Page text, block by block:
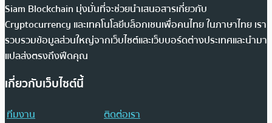
Siam Blockchain มุ่งมั่นที่จะช่วยนำเสนอสารเกี่ยวกับ
Cryptocurrency และเทคโนโลยีบล็อกเชนเพื่อคนไทย ในภาษาไทย เรา
รวบรวมข้อมูลส่วนใหญ่จากเว็บไซต์และเว็บบอร์ดต่างประเทศและนำมา
แปลส่งตรงถึงฟีดคุณ
เกี่ยวกับเว็บไซต์นี้
ทีมงาน
ติดต่อเรา